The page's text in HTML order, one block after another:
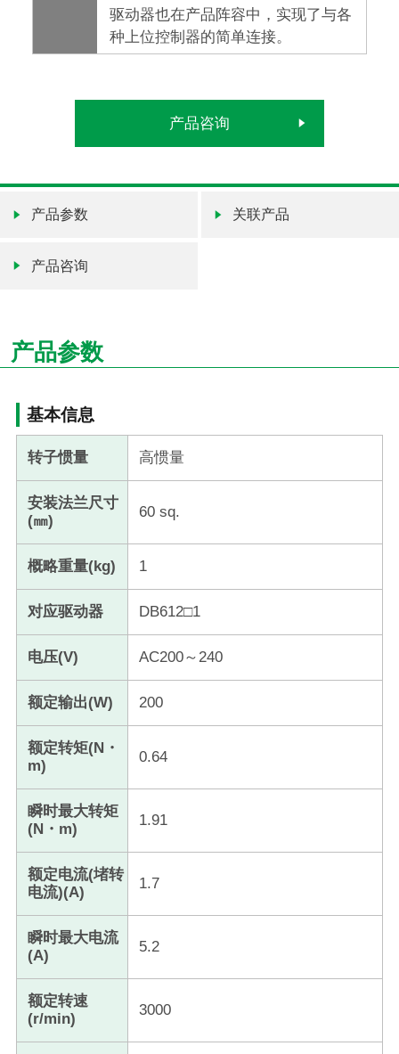
驱动器也在产品阵容中，实现了与各
种上位控制器的简单连接。
产品咨询
产品参数 关联产品
产品咨询
产品参数
基本信息
转子惯量 高惯量
安装法兰尺寸
(㎜)
60 sq.
概略重量(kg) 1
对应驱动器 DB612□1
电压(V) AC200～240
额定输出(W) 200
额定转矩(N・
m)
0.64
瞬时最大转矩
(N・m)
1.91
额定电流(堵转
电流)(A)
1.7
瞬时最大电流
(A)
5.2
额定转速
(r/min)
3000